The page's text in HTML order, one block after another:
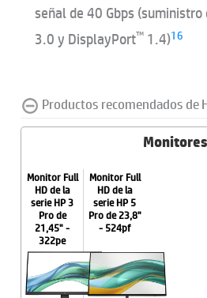
señal de 40 Gbps (suministro
3.0 y DisplayPort™ 1.4)16
Productos recomendados de
Monitores
Monitor Full
HD de la
serie HP 3
Pro de
21,45" -
322pe
Monitor Full
HD de la
serie HP 5
Pro de 23,8"
- 524pf